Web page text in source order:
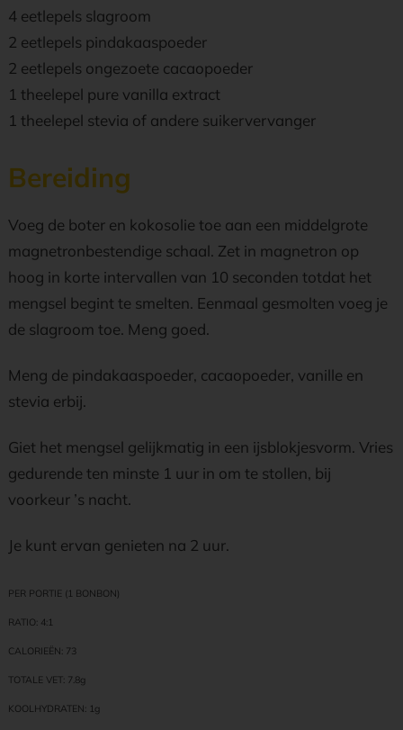
4 eetlepels slagroom
2 eetlepels pindakaaspoeder
2 eetlepels ongezoete cacaopoeder
1 theelepel pure vanilla extract
1 theelepel stevia of andere suikervervanger
Bereiding
Voeg de boter en kokosolie toe aan een middelgrote
magnetronbestendige schaal. Zet in magnetron op
hoog in korte intervallen van 10 seconden totdat het
mengsel begint te smelten. Eenmaal gesmolten voeg je
de slagroom toe. Meng goed.
Meng de pindakaaspoeder, cacaopoeder, vanille en
stevia erbij.
Giet het mengsel gelijkmatig in een ijsblokjesvorm. Vries
gedurende ten minste 1 uur in om te stollen, bij
voorkeur ’s nacht.
Je kunt ervan genieten na 2 uur.
PER PORTIE (1 BONBON)
RATIO: 4:1
CALORIEËN: 73
TOTALE VET: 7.8g
KOOLHYDRATEN: 1g